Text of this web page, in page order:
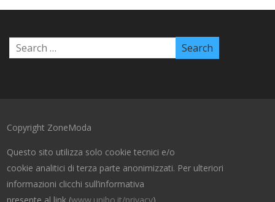
Copyright ZoneModa
Questo sito utilizza solo cookie tecnici e/o
cookie analitici di terza parte anonimizzati. Per ulteriori
informazioni clicchi sull’informativa